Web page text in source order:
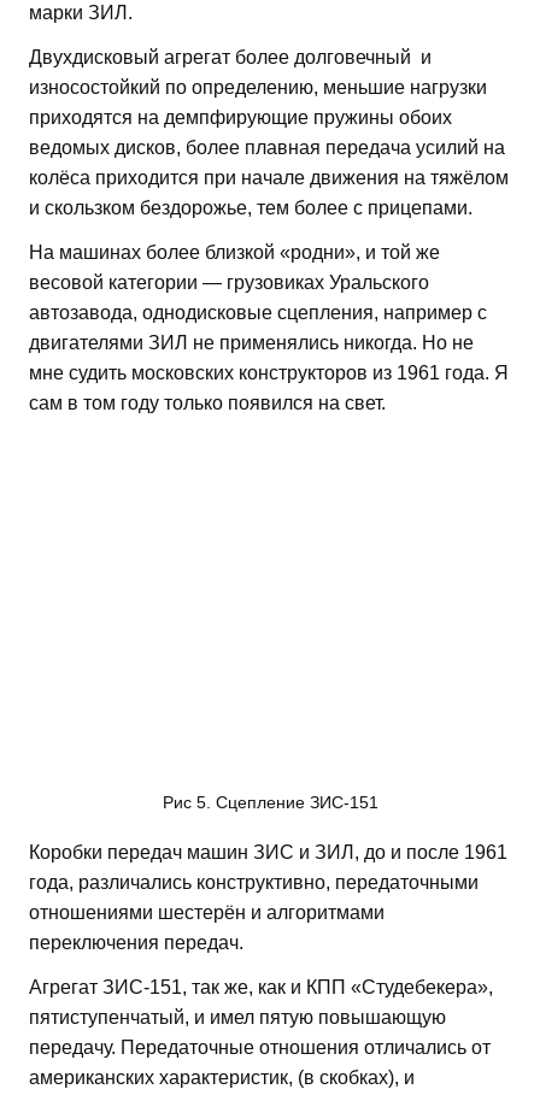
марки ЗИЛ.
Двухдисковый агрегат более долговечный и
износостойкий по определению, меньшие нагрузки
приходятся на демпфирующие пружины обоих
ведомых дисков, более плавная передача усилий на
колёса приходится при начале движения на тяжёлом
и скользком бездорожье, тем более с прицепами.
На машинах более близкой «родни», и той же
весовой категории — грузовиках Уральского
автозавода, однодисковые сцепления, например с
двигателями ЗИЛ не применялись никогда. Но не
мне судить московских конструкторов из 1961 года. Я
сам в том году только появился на свет.
Рис 5. Сцепление ЗИС-151
Коробки передач машин ЗИС и ЗИЛ, до и после 1961
года, различались конструктивно, передаточными
отношениями шестерён и алгоритмами
переключения передач.
Агрегат ЗИС-151, так же, как и КПП «Студебекера»,
пятиступенчатый, и имел пятую повышающую
передачу. Передаточные отношения отличались от
американских характеристик, (в скобках), и